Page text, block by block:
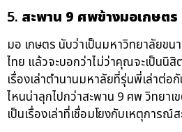
5. สะพาน 9 ศพข้างมอเกษตร
มอ เกษตร นับว่าเป็นมหาวิทยาลัยขน
ไทย แล้วจะบอกว่าไม่ว่าคุณจะเป็นนิสิ
เรื่องเล่าตำนานมหาลัยที่รุ่นพี่เล่าต่
ไหนน่าลุกไปกว่าสะพาน 9 ศพ วิทยาเ
เป็นเรื่องเล่าที่เชื่อมโยงกับเหตุการณ์